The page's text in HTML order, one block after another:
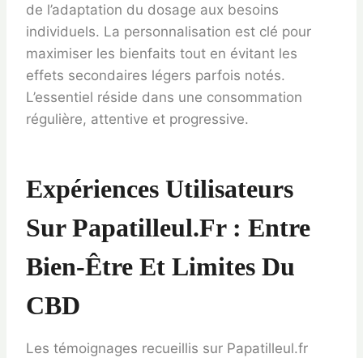
de l’adaptation du dosage aux besoins
individuels. La personnalisation est clé pour
maximiser les bienfaits tout en évitant les
effets secondaires légers parfois notés.
L’essentiel réside dans une consommation
régulière, attentive et progressive.
Expériences Utilisateurs
Sur Papatilleul.fr : Entre
Bien-Être Et Limites Du
CBD
Les témoignages recueillis sur Papatilleul.fr